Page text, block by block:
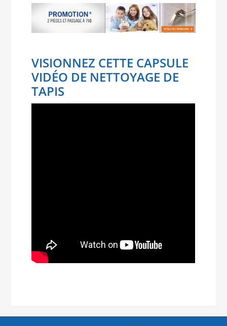
VISIONNEZ CETTE CAPSULE
VIDÉO DE NETTOYAGE DE
TAPIS